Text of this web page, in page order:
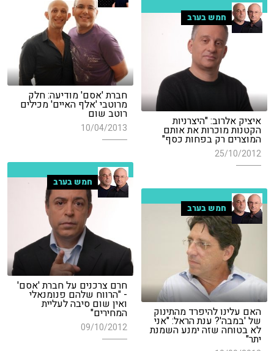
חברת 'אסם' מודיעה: חלק
מרוטבי 'אלף האיים' מכילים
רוטב שום
10/04/2013
חמש בערב
איציק אלרוב: "היצרניות
הקטנות מוכרות את אותם
המוצרים רק בפחות כסף"
25/10/2012
חמש בערב
חרם צרכנים על חברת 'אסם'
- "הרווח שלהם פנומנאלי
ואין שום סיבה לעליית
המחירים"
09/10/2012
חמש בערב
האם עלינו להיפרד מהתינוק
של 'במבה'? ענת הראל: "אני
לא בטוחה שזה ימנע השמנת
יתר"